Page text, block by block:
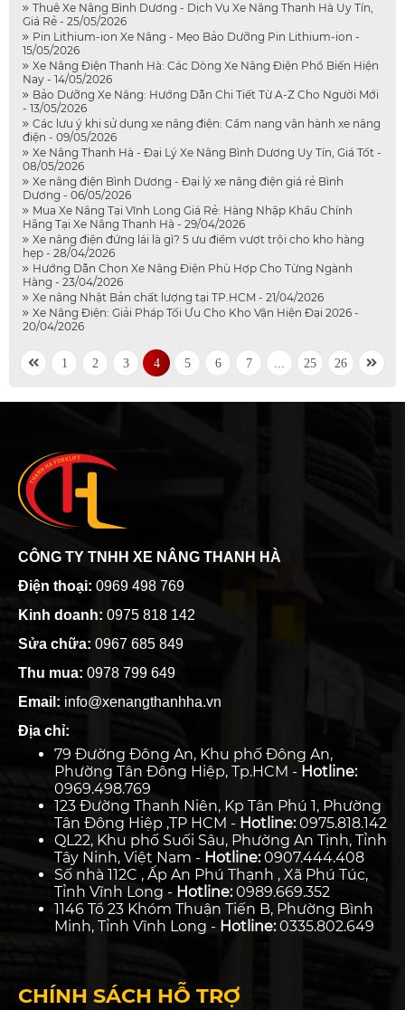
Thuê Xe Nâng Bình Dương - Dịch Vụ Xe Nâng Thanh Hà Uy Tín,
Giá Rẻ - 25/05/2026
Pin Lithium-ion Xe Nâng - Mẹo Bảo Dưỡng Pin Lithium-ion -
15/05/2026
Xe Nâng Điện Thanh Hà: Các Dòng Xe Nâng Điện Phổ Biến Hiện
Nay - 14/05/2026
Bảo Dưỡng Xe Nâng: Hướng Dẫn Chi Tiết Từ A-Z Cho Người Mới
- 13/05/2026
Các lưu ý khi sử dụng xe nâng điện: Cẩm nang vận hành xe nâng
điện - 09/05/2026
Xe Nâng Thanh Hà - Đại Lý Xe Nâng Bình Dương Uy Tín, Giá Tốt -
08/05/2026
Xe nâng điện Bình Dương - Đại lý xe nâng điện giá rẻ Bình
Dương - 06/05/2026
Mua Xe Nâng Tại Vĩnh Long Giá Rẻ: Hàng Nhập Khẩu Chính
Hãng Tại Xe Nâng Thanh Hà - 29/04/2026
Xe nâng điện đứng lái là gì? 5 ưu điểm vượt trội cho kho hàng
hẹp - 28/04/2026
Hướng Dẫn Chọn Xe Nâng Điện Phù Hợp Cho Từng Ngành
Hàng - 23/04/2026
Xe nâng Nhật Bản chất lượng tại TP.HCM - 21/04/2026
Xe Nâng Điện: Giải Pháp Tối Ưu Cho Kho Vận Hiện Đại 2026 -
20/04/2026
1 2 3 4 5 6 7 25 26
CÔNG TY TNHH XE NÂNG THANH HÀ
Điện thoại: 0969 498 769
Kinh doanh: 0975 818 142
Sửa chữa: 0967 685 849
Thu mua: 0978 799 649
Email: info@xenangthanhha.vn
Địa chỉ:
79 Đường Đông An, Khu phố Đông An,
Phường Tân Đông Hiệp, Tp.HCM - Hotline:
0969.498.769
123 Đường Thanh Niên, Kp Tân Phú 1, Phường
Tân Đông Hiệp ,TP HCM - Hotline:0975.818.142
QL22, Khu phố Suối Sâu, Phường An Tịnh, Tỉnh
Tây Ninh, Việt Nam - Hotline:0907.444.408
Số nhà 112C , Ấp An Phú Thạnh , Xã Phú Túc,
Tỉnh Vĩnh Long - Hotline:0989.669.352
1146 Tổ 23 Khóm Thuận Tiến B, Phường Bình
Minh, Tỉnh Vĩnh Long - Hotline:0335.802.649
CHÍNH SÁCH HỖ TRỢ